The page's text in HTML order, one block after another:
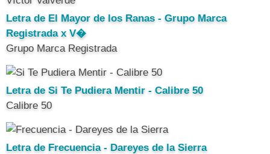
Letra de El Mayor de los Ranas - Grupo Marca
Registrada x V�
Grupo Marca Registrada
Letra de Si Te Pudiera Mentir - Calibre 50
Calibre 50
Letra de Frecuencia - Dareyes de la Sierra